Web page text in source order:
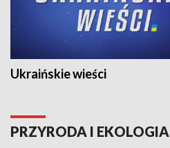
Ukraińskie wieści
PRZYRODA I EKOLOGIA